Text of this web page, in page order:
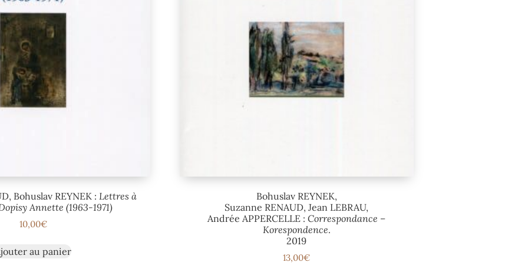
Bohuslav REYNEK : Lettres à
Annette (1963-1971)
10,00€
au panier
Bohuslav REYNEK,
Suzanne RENAUD, Jean LEBRAU,
Andrée APPERCELLE :Correspondance –
Korespondence.
2019
13,00€